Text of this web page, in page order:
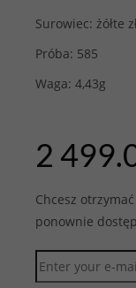
Surowiec: żółte
Próba: 585
Waga: 4,43g
2
Chcesz
ponownie